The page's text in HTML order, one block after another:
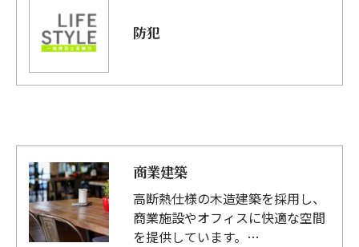
防犯
商業建築
高断熱仕様の木造建築を採用し、
商業施設やオフィスに快適な空間
を提供しています。…